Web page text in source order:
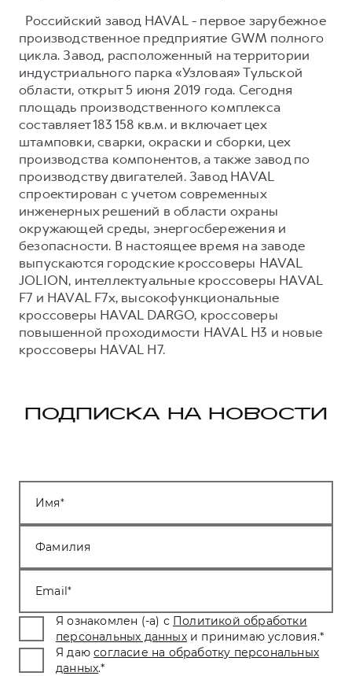
Российский завод HAVAL - первое зарубежное
производственное предприятие GWM полного
цикла. Завод, расположенный на территории
индустриального парка «Узловая» Тульской
области, открыт 5 июня 2019 года. Сегодня
площадь производственного комплекса
составляет 183 158 кв.м. и включает цех
штамповки, сварки, окраски и сборки, цех
производства компонентов, а также завод по
производству двигателей. Завод HAVAL
спроектирован с учетом современных
инженерных решений в области охраны
окружающей среды, энергосбережения и
безопасности. В настоящее время на заводе
выпускаются городские кроссоверы HAVAL
JOLION, интеллектуальные кроссоверы HAVAL
F7 и HAVAL F7x, высокофункциональные
кроссоверы HAVAL DARGO, кроссоверы
повышенной проходимости HAVAL H3 и новые
кроссоверы HAVAL H7.
ПОДПИСКА НА НОВОСТИ
Имя
Фамилия
Email
Я ознакомлен (-а) с Политикой обработки
персональных данных и принимаю условия.*
Я даю согласие на обработку персональных
данных.*